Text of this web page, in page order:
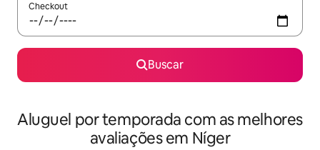
Checkout
Buscar
Aluguel por temporada com as melhores
avaliações em Níger